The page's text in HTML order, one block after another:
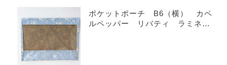
ポケットポーチ B6（横） カペ
ルペッパー リバティ ラミネー